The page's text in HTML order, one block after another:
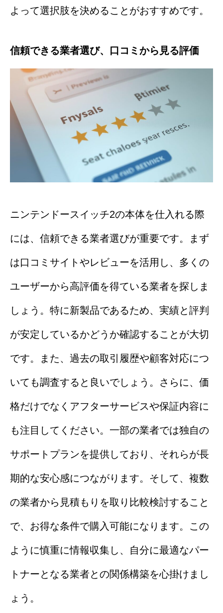
よって選択肢を決めることがおすすめです。
信頼できる業者選び、口コミから見る評価
ニンテンドースイッチ2の本体を仕入れる際
には、信頼できる業者選びが重要です。まず
は口コミサイトやレビューを活用し、多くの
ユーザーから高評価を得ている業者を探しま
しょう。特に新製品であるため、実績と評判
が安定しているかどうか確認することが大切
です。また、過去の取引履歴や顧客対応につ
いても調査すると良いでしょう。さらに、価
格だけでなくアフターサービスや保証内容に
も注目してください。一部の業者では独自の
サポートプランを提供しており、それらが長
期的な安心感につながります。そして、複数
の業者から見積もりを取り比較検討すること
で、お得な条件で購入可能になります。この
ように慎重に情報収集し、自分に最適なパー
トナーとなる業者との関係構築を心掛けまし
ょう。